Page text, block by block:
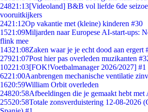
24821:13[Videoland] B&B vol liefde 6de
vooruitkijkers
2421:12Op vakantie met (kleine) kinderen #30
1521:09Miljarden naar Europese AI-start-ups:
flink mee
14321:08Zaken waar je je echt dood aan ergert
27921:07Post hier pas overleden muzikanten
10221:03[FOK!Voetbalmanager 2026/2027]
6221:00Aanbrengen mechanische ventilatie
1620:59William Orbit overleden
24820:58Afbeeldingen die je gemaakt hebt met
25520:58Totale zonsverduistering 12-08-2026